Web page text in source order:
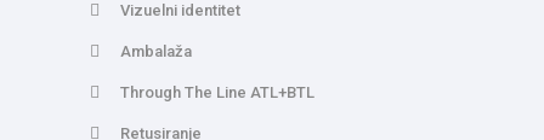
Vizuelni identitet
Ambalaža
Through The Line ATL+BTL
Retusiranje